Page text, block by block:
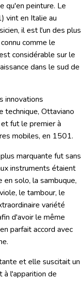
qu'en peinture. Le
vint en Italie au
il est l'un des plus
comme le
considérable sur le
dans le sud de
innovations
technique, Ottaviano
fut le premier à
mobiles, en 1501.
marquante fut sans
instruments étaient
solo, la sambuque,
le tambour, le
variété
d'avoir le même
parfait accord avec
et elle suscitait un
à l'apparition de